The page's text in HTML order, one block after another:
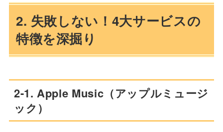
2. 失敗しない！4大サービスの
特徴を深掘り
2-1. Apple Music（アップルミュージ
ック）